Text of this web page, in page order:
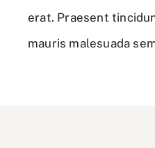
erat. Praesent
mauris malesuada